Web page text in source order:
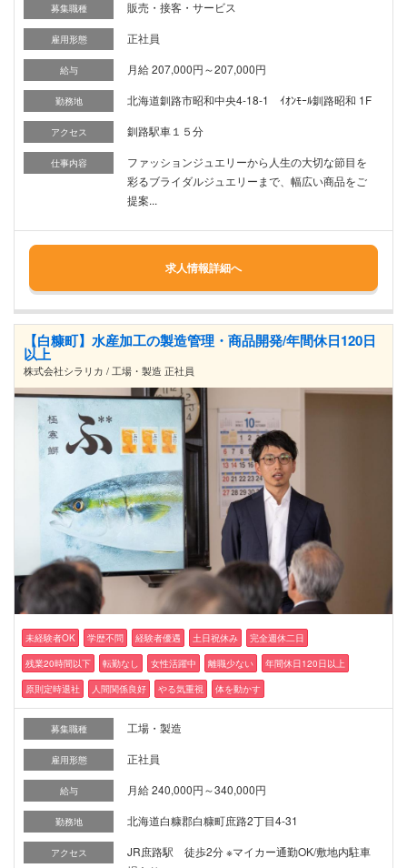
募集職種 販売・接客・サービス
雇用形態 正社員
給与 月給 207,000円～207,000円
勤務地 北海道釧路市昭和中央4-18-1 ｲｵﾝﾓｰﾙ釧路昭和 1F
アクセス 釧路駅車１５分
仕事内容
ファッションジュエリーから人生の大切な節目を
彩るブライダルジュエリーまで、幅広い商品をご
提案...
求人情報詳細へ
【白糠町】水産加工の製造管理・商品開発/年間休日120日
以上
株式会社シラリカ / 工場・製造 正社員
未経験者OK 学歴不問 経験者優遇 土日祝休み
完全週休二日
残業20時間以下
転勤なし 女性活躍中 離職少ない
年間休日120日以上
原則定時退社
人間関係良好 やる気重視 体を動かす
募集職種 工場・製造
雇用形態 正社員
給与 月給 240,000円～340,000円
勤務地 北海道白糠郡白糠町庶路2丁目4-31
アクセス
JR庶路駅 徒歩2分 ※マイカー通勤OK/敷地内駐車